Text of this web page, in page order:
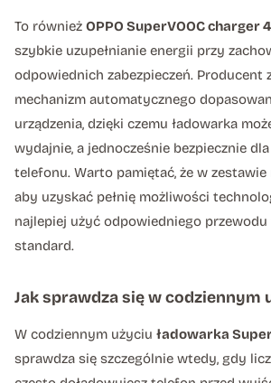
To również OPPO SuperVOOC charger
szybkie uzupełnianie energii przy
odpowiednich zabezpieczeń. Producent
mechanizm automatycznego
urządzenia, dzięki czemu ładowarka
wydajnie, a jednocześnie bezpiecznie
telefonu. Warto pamiętać, że w zestawie
aby uzyskać pełnię możliwości
najlepiej użyć odpowiedniego
standard.
Jak sprawdza się w codziennym
W codziennym użyciu ładowarka
sprawdza się szczególnie wtedy, gdy